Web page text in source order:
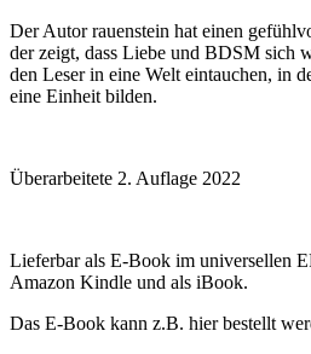
Der Autor rauenstein hat einen
der zeigt, dass Liebe und BDSM sich
den Leser in eine Welt eintauchen, in
eine Einheit bilden.
Überarbeitete 2. Auflage 2022
Lieferbar als E-Book im universellen
Amazon Kindle und als iBook.
Das E-Book kann z.B. hier bestellt